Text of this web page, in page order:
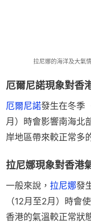
拉尼娜的海洋及大氣
厄爾尼諾現象對香
厄爾尼諾發生在冬季
月）時會影響南海北
岸地區帶來較正常多
拉尼娜現象對香港
一般來說， 拉尼娜發
（12月至2月）時會
香港的氣溫較正常狀